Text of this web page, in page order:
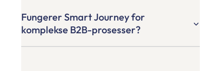
Fungerer Smart Journey for
komplekse B2B-prosesser?